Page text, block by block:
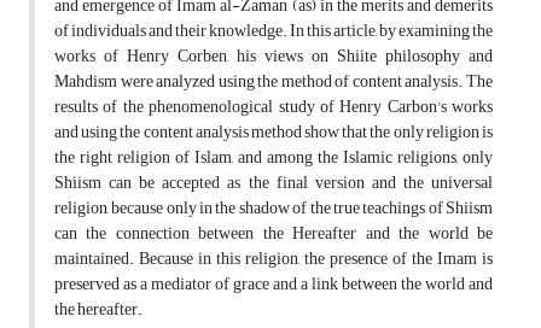
of individuals and their knowledge. In this article, by examining the
works of Henry Corben, his views on Shiite philosophy and
Mahdism were analyzed using the method of content analysis. The
results of the phenomenological study of Henry Carbon's works
and using the content analysis method show that the only religion is
the right religion of Islam, and among the Islamic religions, only
Shiism can be accepted as the final version and the universal
religion, because only in the shadow of the true teachings of Shiism
can the connection between the Hereafter and the world be
maintained. Because in this religion, the presence of the Imam is
preserved as a mediator of grace and a link between the world and
the hereafter.